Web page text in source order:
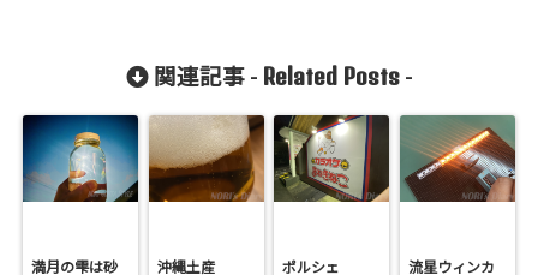
関連記事 - Related Posts-
満月の雫は砂
沖縄土産
ポルシェ
流星ウィンカ